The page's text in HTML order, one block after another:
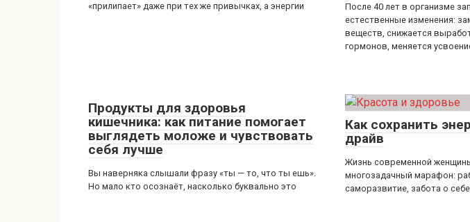
«прилипает» даже при тех же привычках, а энергии
После 40 лет в организме
естественные изменения:
веществ, снижается
гормонов, меняется
Продукты для здоровья
кишечника: как питание помогает
выглядеть моложе и чувствовать
себя лучше
Вы наверняка слышали фразу «ты — то, что ты ешь».
Но мало кто осознаёт, насколько буквально это
Как сохранить
драйв
Жизнь современной
многозадачный марафон:
саморазвитие, забота о